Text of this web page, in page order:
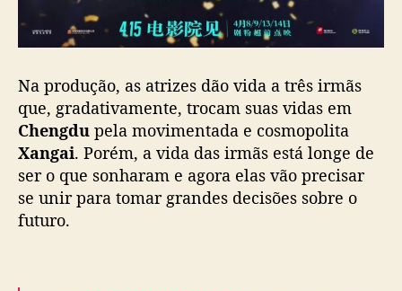
Na produção, as atrizes dão vida a três irmãs
que, gradativamente, trocam suas vidas em
Chengdu pela movimentada e cosmopolita
Xangai. Porém, a vida das irmãs está longe de
ser o que sonharam e agora elas vão precisar
se unir para tomar grandes decisões sobre o
futuro.